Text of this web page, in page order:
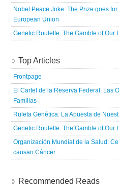
Nobel Peace Joke: The Prize goes for
European Union
Genetic Roulette: The Gamble of Our
Top Articles
Frontpage
El Cartel de la Reserva Federal: Las
Familias
Ruleta Genética: La Apuesta de
Genetic Roulette: The Gamble of Our
Organización Mundial de la Salud:
causan Cáncer
Recommended Reads